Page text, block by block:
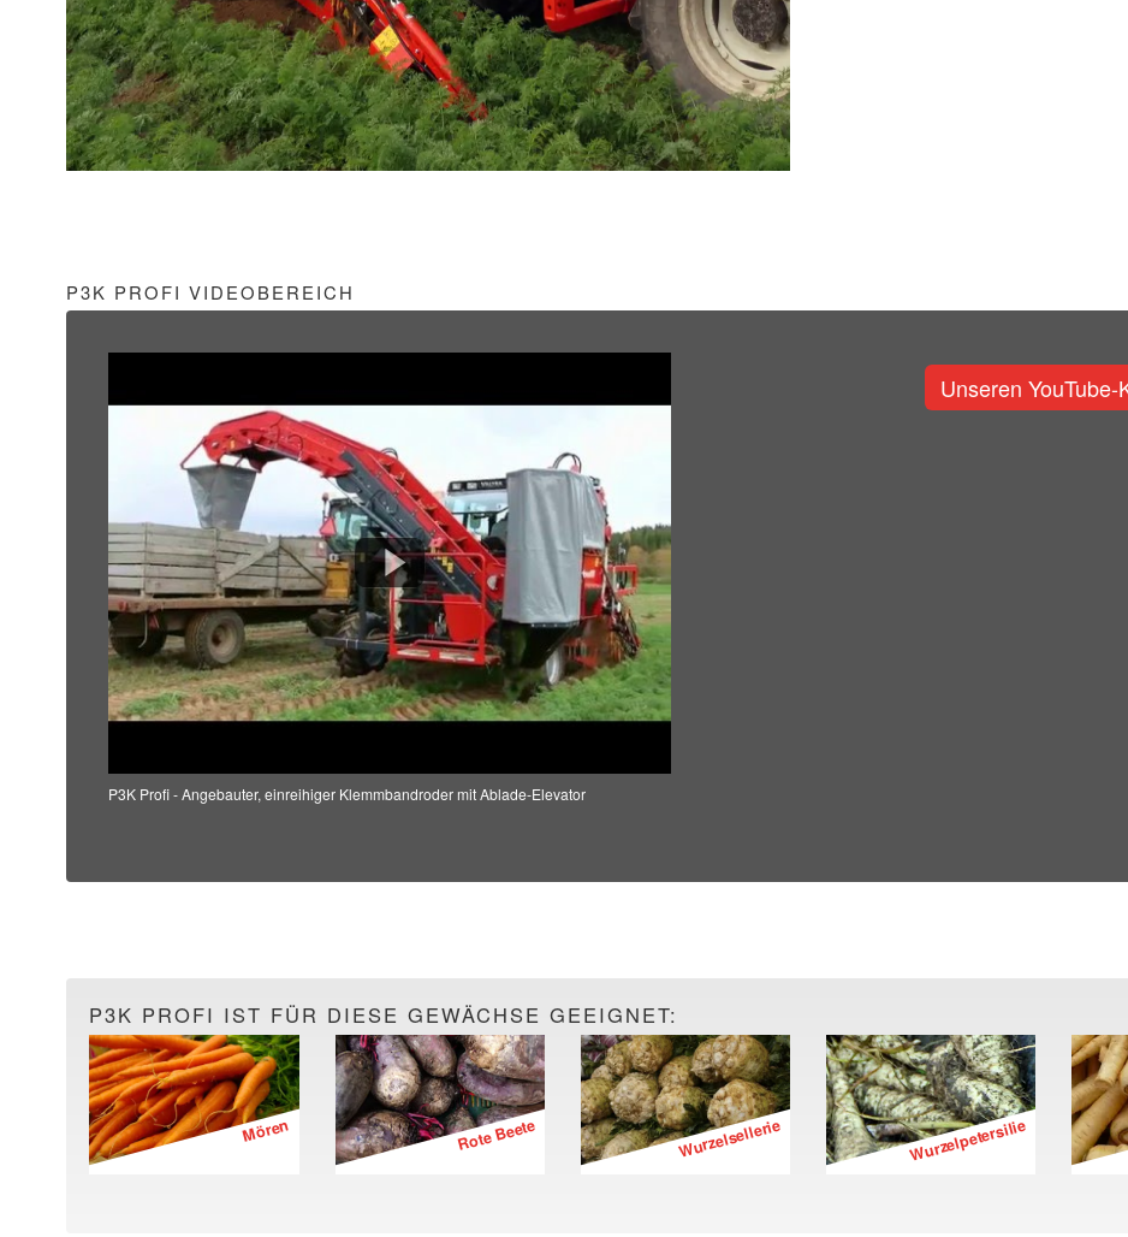
P3K PROFI VIDEOBEREICH
P3K Profi - Angebauter, einreihiger Klemmbandroder mit Ablade-Elevator
Unseren
P3K PROFI IST FÜR DIESE GEWÄCHSE GEEIGNET:
Mören Rote Beete Wurzelsellerie Wurzelpetersilie